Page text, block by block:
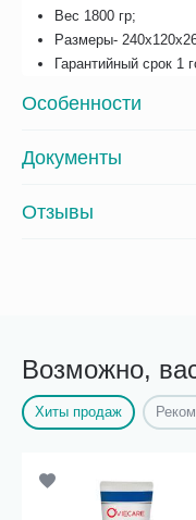
Вес 1800 гр;
Размеры-
Гарантийный срок 1
Особенности
Документы
Отзывы
Возможно,
Хиты продаж